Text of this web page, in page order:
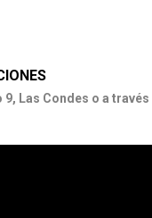
Las Condes o a través